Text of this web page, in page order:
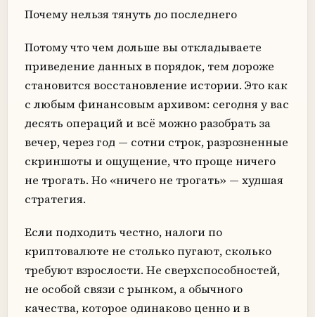
Почему нельзя тянуть до последнего
Потому что чем дольше вы откладываете
приведение данных в порядок, тем дороже
становится восстановление истории. Это как
с любым финансовым архивом: сегодня у вас
десять операций и всё можно разобрать за
вечер, через год — сотни строк, разрозненные
скриншоты и ощущение, что проще ничего
не трогать. Но «ничего не трогать» — худшая
стратегия.
Если подходить честно, налоги по
криптовалюте не столько пугают, сколько
требуют взрослости. Не сверхспособностей,
не особой связи с рынком, а обычного
качества, которое одинаково ценно и в